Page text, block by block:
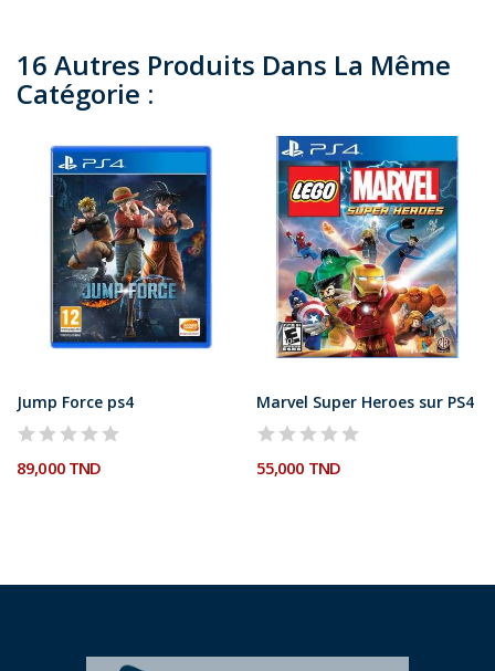
16 Autres Produits Dans La Même
Catégorie :
Jump Force ps4
89,000 TND
Marvel Super Heroes sur PS4
55,000 TND